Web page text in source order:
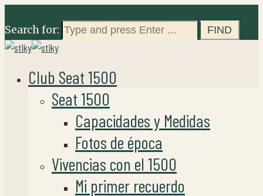
Search for:
Club Seat 1500
Seat 1500
Capacidades y Medidas
Fotos de época
Vivencias con el 1500
Mi primer recuerdo